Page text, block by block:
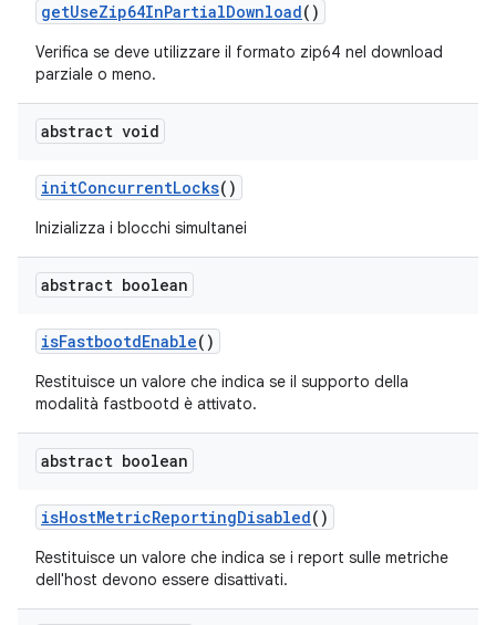
getUseZip64InPartialDownload()
Verifica se deve utilizzare il formato zip64 nel download
parziale o meno.
abstract void
initConcurrentLocks()
Inizializza i blocchi simultanei
abstract boolean
isFastbootdEnable()
Restituisce un valore che indica se il supporto della
modalità fastbootd è attivato.
abstract boolean
isHostMetricReportingDisabled()
Restituisce un valore che indica se i report sulle metriche
dell'host devono essere disattivati.